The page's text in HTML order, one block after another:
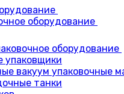
оборудование
оборудование
упаковщики
вакуум упаковочные
танки